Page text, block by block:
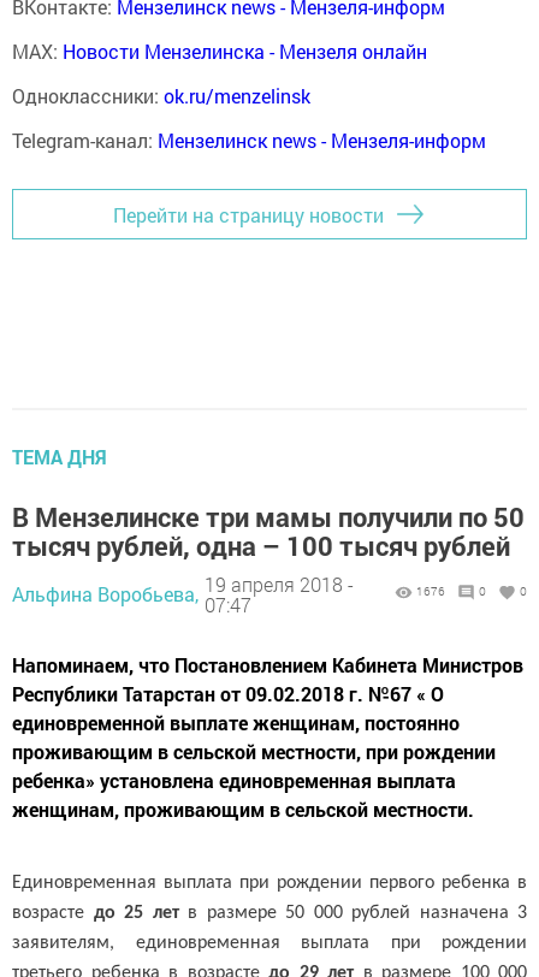
ВКонтакте: Мензелинск news - Мензеля-информ
MAX: Новости Мензелинска - Мензеля онлайн
Одноклассники: ok.ru/menzelinsk
Telegram-канал: Мензелинск news - Мензеля-информ
Перейти на страницу новости
ТЕМА ДНЯ
В Мензелинске три мамы получили по 50
тысяч рублей, одна – 100 тысяч рублей
Альфина Воробьева, 19 апреля 2018 -
07:47
1676 0 0
Напоминаем, что Постановлением Кабинета Министров
Республики Татарстан от 09.02.2018 г. №67 « О
единовременной выплате женщинам, постоянно
проживающим в сельской местности, при рождении
ребенка» установлена единовременная выплата
женщинам, проживающим в сельской местности.
Единовременная выплата при рождении первого ребенка в
возрасте до 25 летв размере 50 000 рублей назначена 3
заявителям, единовременная выплата при рождении